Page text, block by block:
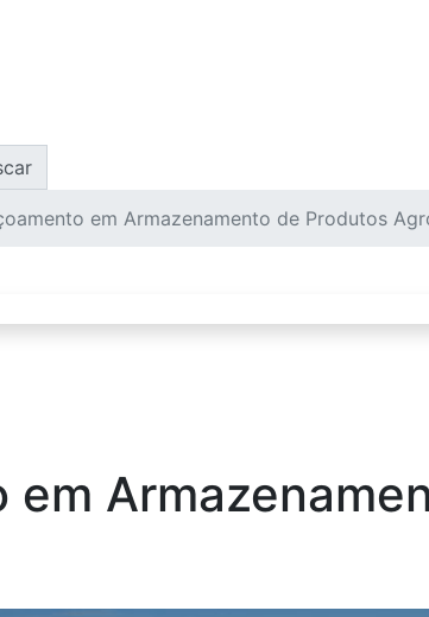
em Armazenamento de Produtos